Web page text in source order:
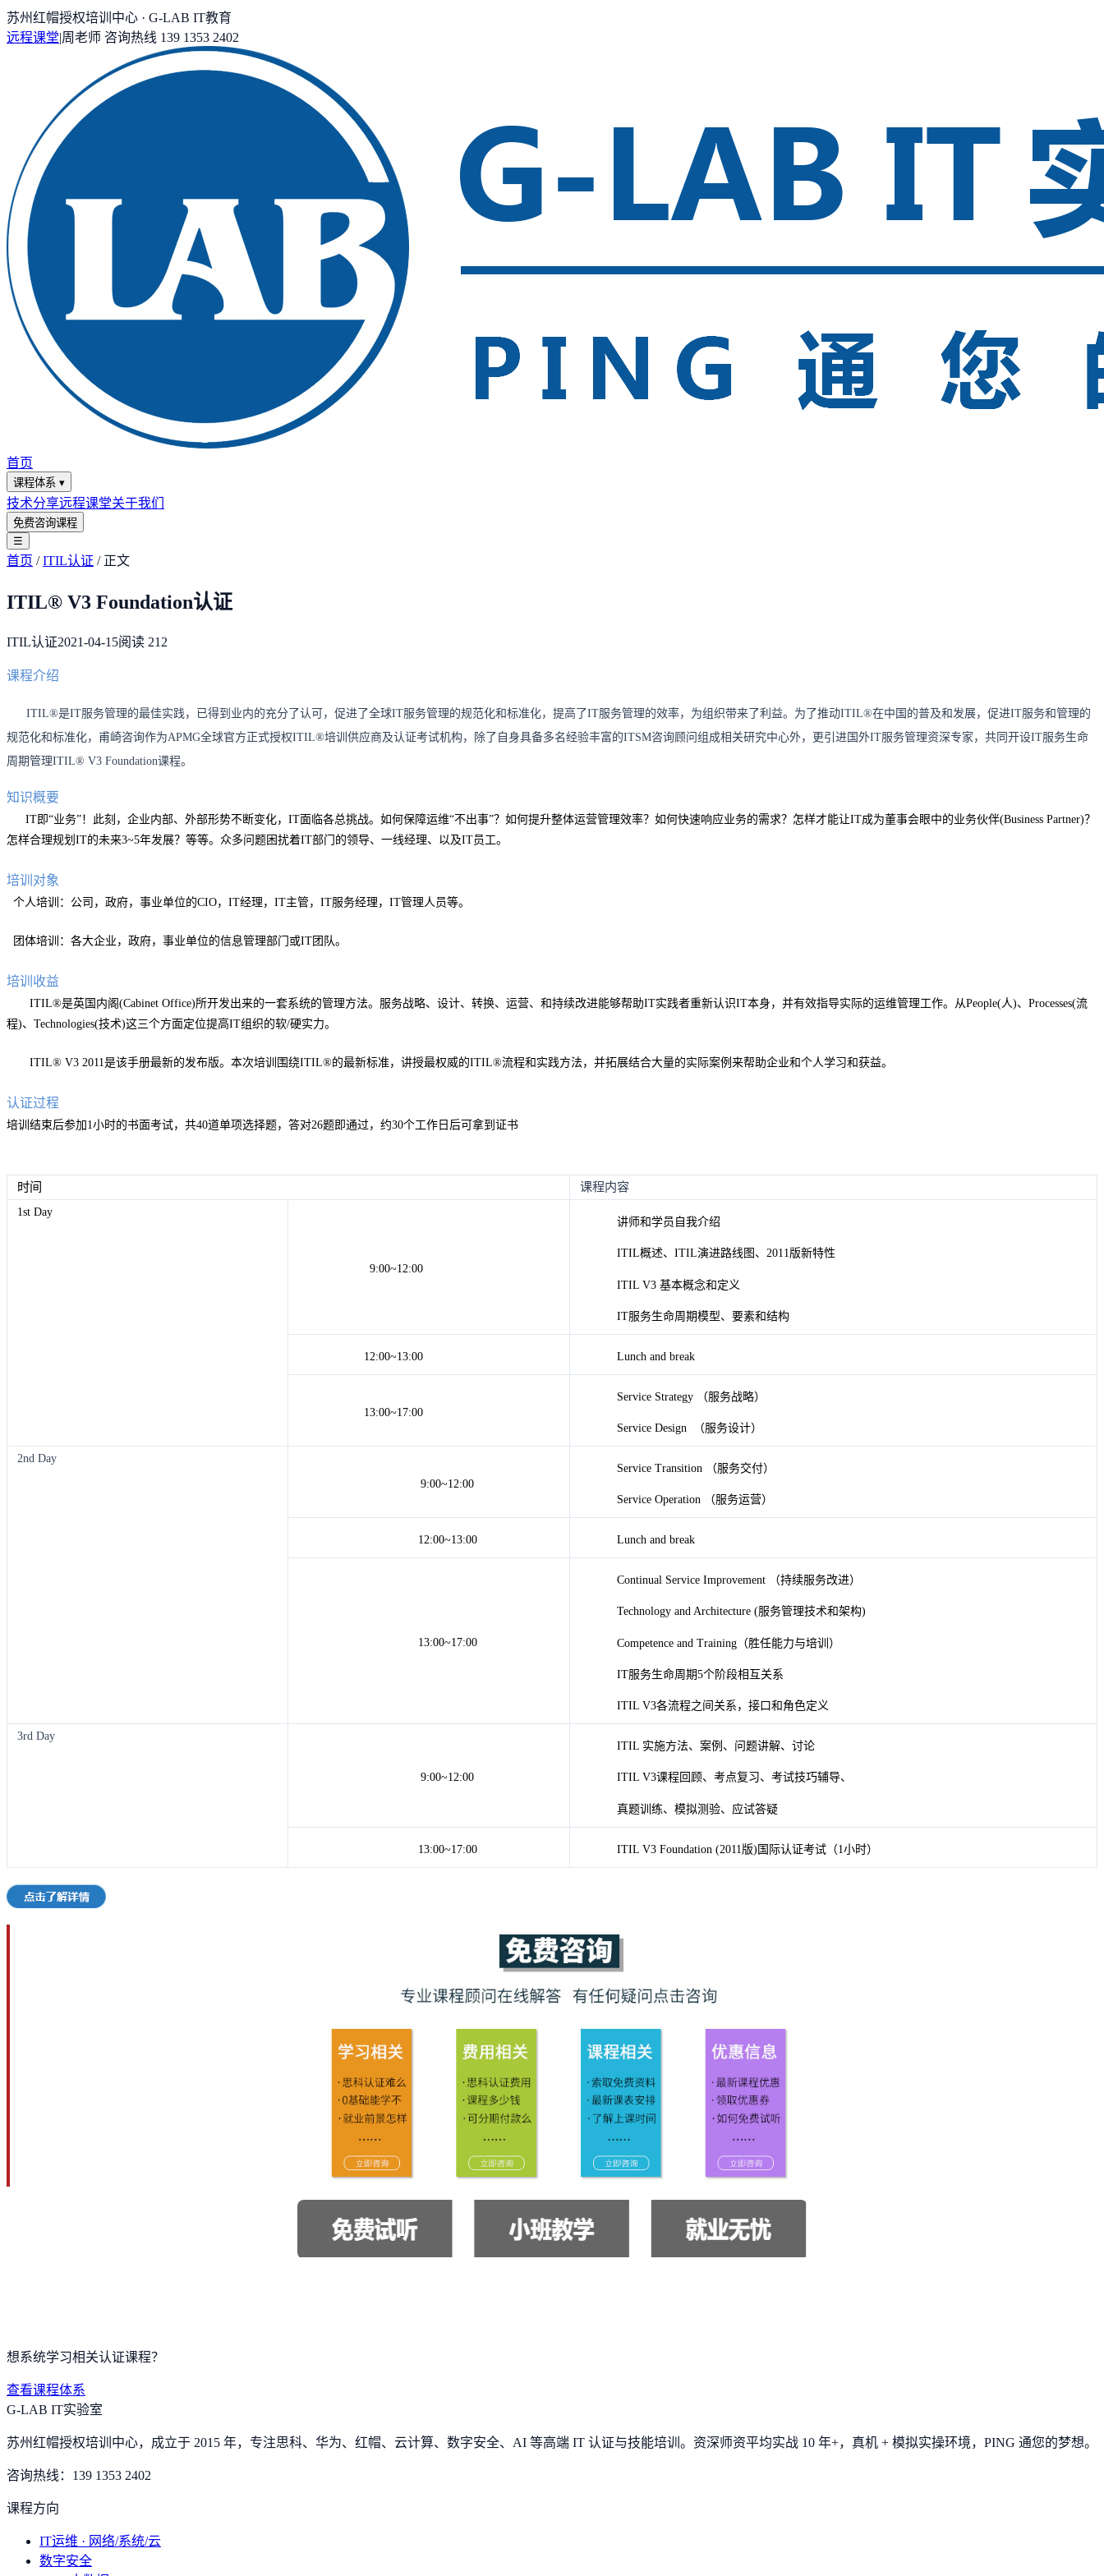
苏州红帽授权培训中心 · G-LAB IT教育
远程课堂|周老师 咨询热线 139 1353 2402
首页
课程体系 ▾
技术分享远程课堂关于我们
免费咨询课程
☰
首页 /ITIL认证 / 正文
ITIL® V3 Foundation认证
ITIL认证2021-04-15阅读 212
课程介绍
ITIL®是IT服务管理的最佳实践，已得到业内的充分了认可，促进了全球IT服务管理的规范化和标准化，提高了IT服务管理的效率，为组织带来了利益。为了推动ITIL®在中国的普及和发展，促进IT服务和管理的
规范化和标准化，甫崎咨询作为APMG全球官方正式授权ITIL®培训供应商及认证考试机构，除了自身具备多名经验丰富的ITSM咨询顾问组成相关研究中心外，更引进国外IT服务管理资深专家，共同开设IT服务生命
周期管理ITIL® V3 Foundation课程。
知识概要
IT即“业务”！此刻，企业内部、外部形势不断变化，IT面临各总挑战。如何保障运维“不出事”？如何提升整体运营管理效率？如何快速响应业务的需求？怎样才能让IT成为董事会眼中的业务伙伴(Business Partner)？
怎样合理规划IT的未来3~5年发展？等等。众多问题困扰着IT部门的领导、一线经理、以及IT员工。
培训对象
个人培训：公司，政府，事业单位的CIO，IT经理，IT主管，IT服务经理，IT管理人员等。
团体培训：各大企业，政府，事业单位的信息管理部门或IT团队。
培训收益
ITIL®是英国内阁(Cabinet Office)所开发出来的一套系统的管理方法。服务战略、设计、转换、运营、和持续改进能够帮助IT实践者重新认识IT本身，并有效指导实际的运维管理工作。从People(人)、Processes(流
程)、Technologies(技术)这三个方面定位提高IT组织的软/硬实力。
ITIL® V3 2011是该手册最新的发布版。本次培训围绕ITIL®的最新标准，讲授最权威的ITIL®流程和实践方法，并拓展结合大量的实际案例来帮助企业和个人学习和获益。
认证过程
培训结束后参加1小时的书面考试，共40道单项选择题，答对26题即通过，约30个工作日后可拿到证书
时间 课程内容
1st Day
9:00~12:00
讲师和学员自我介绍
ITIL概述、ITIL演进路线图、2011版新特性
ITIL V3 基本概念和定义
IT服务生命周期模型、要素和结构
12:00~13:00 Lunch and break
13:00~17:00
Service Strategy （服务战略）
Service Design （服务设计）
2nd Day
9:00~12:00
Service Transition （服务交付）
Service Operation （服务运营）
12:00~13:00 Lunch and break
13:00~17:00
Continual Service Improvement （持续服务改进）
Technology and Architecture (服务管理技术和架构)
Competence and Training（胜任能力与培训）
IT服务生命周期5个阶段相互关系
ITIL V3各流程之间关系，接口和角色定义
3rd Day
9:00~12:00
ITIL 实施方法、案例、问题讲解、讨论
ITIL V3课程回顾、考点复习、考试技巧辅导、
真题训练、模拟测验、应试答疑
13:00~17:00 ITIL V3 Foundation (2011版)国际认证考试（1小时）
想系统学习相关认证课程？
查看课程体系
G-LAB IT实验室
苏州红帽授权培训中心，成立于 2015 年，专注思科、华为、红帽、云计算、数字安全、AI 等高端 IT 认证与技能培训。资深师资平均实战 10 年+，真机 + 模拟实操环境， PING 通您的梦想。
咨询热线： 139 1353 2402
课程方向
IT运维 · 网络/系统/云
数字安全